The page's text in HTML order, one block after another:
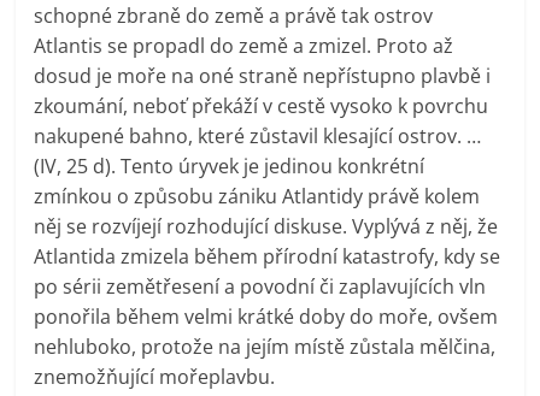
schopné zbraně do země a právě tak ostrov
Atlantis se propadl do země a zmizel. Proto až
dosud je moře na oné straně nepřístupno plavbě i
zkoumání, neboť překáží v cestě vysoko k povrchu
nakupené bahno, které zůstavil klesající ostrov. …
(IV, 25 d). Tento úryvek je jedinou konkrétní
zmínkou o způsobu zániku Atlantidy právě kolem
něj se rozvíjejí rozhodující diskuse. Vyplývá z něj, že
Atlantida zmizela během přírodní katastrofy, kdy se
po sérii zemětřesení a povodní či zaplavujících vln
ponořila během velmi krátké doby do moře, ovšem
nehluboko, protože na jejím místě zůstala mělčina,
znemožňující mořeplavbu.